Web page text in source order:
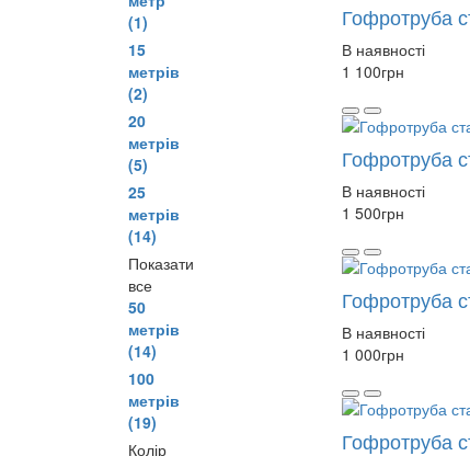
(1)
15
метрів
(2)
20
метрів
(5)
25
метрів
(14)
Показати
все
50
метрів
(14)
100
метрів
(19)
Колір
Гофротруба
В наявності
1 100грн
Гофротруба
В наявності
1 500грн
Гофротруба
В наявності
1 000грн
Гофротруба